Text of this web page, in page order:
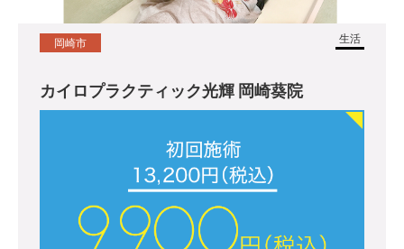
生活
岡崎市
カイロプラクティック光輝 岡崎葵院